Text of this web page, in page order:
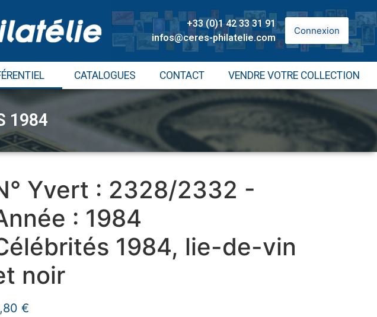
+33 (0)1 42 33 31 91
infos@ceres-philatelie.com
Connexion
CATALOGUES CONTACT VENDRE VOTRE COLLECTION
1984
Yvert : 2328/2332 -
: 1984
1984, lie-de-vin
noir
€